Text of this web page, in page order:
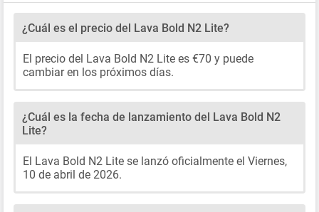
¿Cuál es el precio del Lava Bold N2 Lite?
El precio del Lava Bold N2 Lite es €70 y puede
cambiar en los próximos días.
¿Cuál es la fecha de lanzamiento del Lava Bold N2
Lite?
El Lava Bold N2 Lite se lanzó oficialmente el Viernes,
10 de abril de 2026.